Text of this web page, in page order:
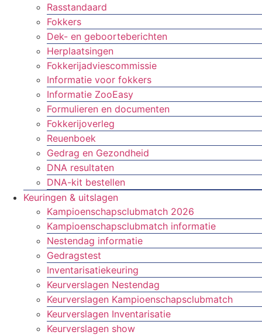
Rasstandaard
Fokkers
Dek- en geboorteberichten
Herplaatsingen
Fokkerijadviescommissie
Informatie voor fokkers
Informatie ZooEasy
Formulieren en documenten
Fokkerijoverleg
Reuenboek
Gedrag en Gezondheid
DNA resultaten
DNA-kit bestellen
Keuringen & uitslagen
Kampioenschapsclubmatch 2026
Kampioenschapsclubmatch informatie
Nestendag informatie
Gedragstest
Inventarisatiekeuring
Keurverslagen Nestendag
Keurverslagen Kampioenschapsclubmatch
Keurverslagen Inventarisatie
Keurverslagen show